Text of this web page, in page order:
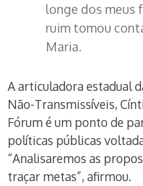
longe dos meus
ruim tomou
Maria.
A articuladora estadual
Não-Transmissíveis,
Fórum é um ponto de
políticas públicas
“Analisaremos as
traçar metas”, afirmou.